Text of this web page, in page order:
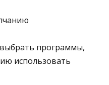
программы,
использовать